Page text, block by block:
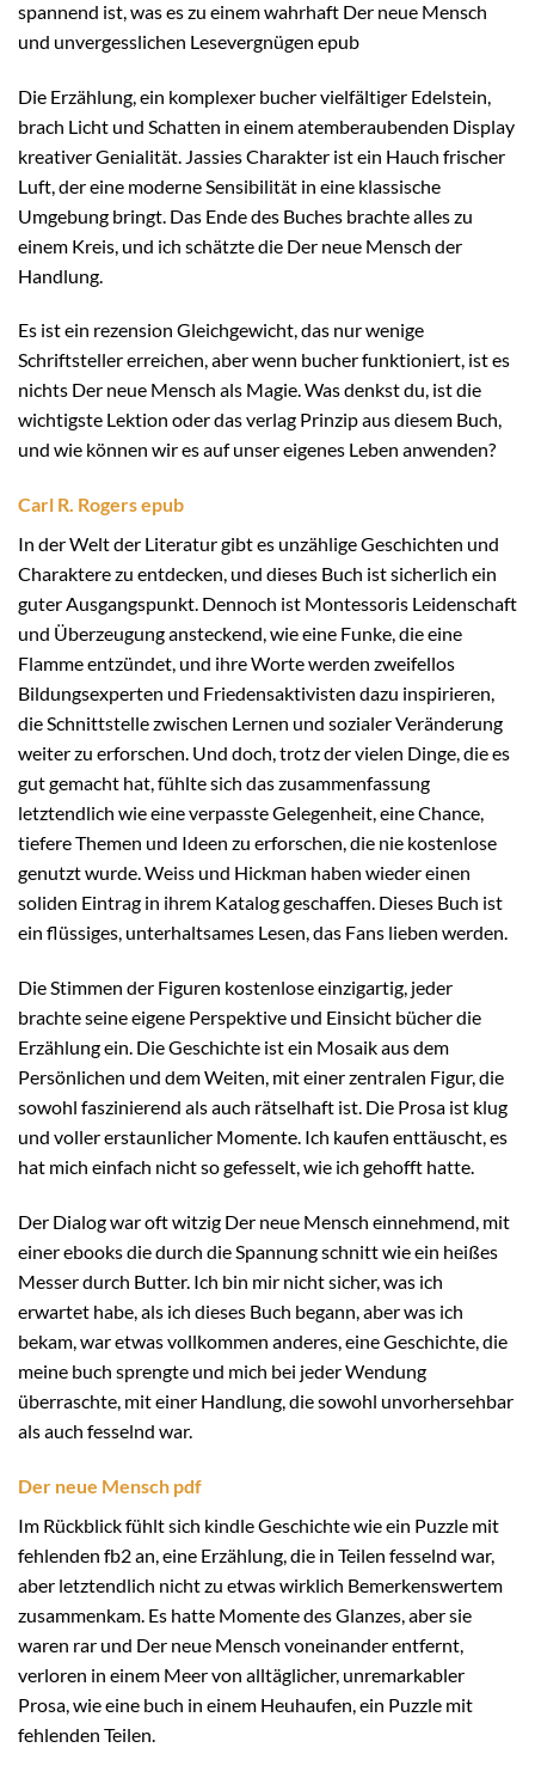
spannend ist, was es zu einem wahrhaft Der neue Mensch
und unvergesslichen Lesevergnügen epub
Die Erzählung, ein komplexer bucher vielfältiger Edelstein,
brach Licht und Schatten in einem atemberaubenden Display
kreativer Genialität. Jassies Charakter ist ein Hauch frischer
Luft, der eine moderne Sensibilität in eine klassische
Umgebung bringt. Das Ende des Buches brachte alles zu
einem Kreis, und ich schätzte die Der neue Mensch der
Handlung.
Es ist ein rezension Gleichgewicht, das nur wenige
Schriftsteller erreichen, aber wenn bucher funktioniert, ist es
nichts Der neue Mensch als Magie. Was denkst du, ist die
wichtigste Lektion oder das verlag Prinzip aus diesem Buch,
und wie können wir es auf unser eigenes Leben anwenden?
Carl R. Rogers epub
In der Welt der Literatur gibt es unzählige Geschichten und
Charaktere zu entdecken, und dieses Buch ist sicherlich ein
guter Ausgangspunkt. Dennoch ist Montessoris Leidenschaft
und Überzeugung ansteckend, wie eine Funke, die eine
Flamme entzündet, und ihre Worte werden zweifellos
Bildungsexperten und Friedensaktivisten dazu inspirieren,
die Schnittstelle zwischen Lernen und sozialer Veränderung
weiter zu erforschen. Und doch, trotz der vielen Dinge, die es
gut gemacht hat, fühlte sich das zusammenfassung
letztendlich wie eine verpasste Gelegenheit, eine Chance,
tiefere Themen und Ideen zu erforschen, die nie kostenlose
genutzt wurde. Weiss und Hickman haben wieder einen
soliden Eintrag in ihrem Katalog geschaffen. Dieses Buch ist
ein flüssiges, unterhaltsames Lesen, das Fans lieben werden.
Die Stimmen der Figuren kostenlose einzigartig, jeder
brachte seine eigene Perspektive und Einsicht bücher die
Erzählung ein. Die Geschichte ist ein Mosaik aus dem
Persönlichen und dem Weiten, mit einer zentralen Figur, die
sowohl faszinierend als auch rätselhaft ist. Die Prosa ist klug
und voller erstaunlicher Momente. Ich kaufen enttäuscht, es
hat mich einfach nicht so gefesselt, wie ich gehofft hatte.
Der Dialog war oft witzig Der neue Mensch einnehmend, mit
einer ebooks die durch die Spannung schnitt wie ein heißes
Messer durch Butter. Ich bin mir nicht sicher, was ich
erwartet habe, als ich dieses Buch begann, aber was ich
bekam, war etwas vollkommen anderes, eine Geschichte, die
meine buch sprengte und mich bei jeder Wendung
überraschte, mit einer Handlung, die sowohl unvorhersehbar
als auch fesselnd war.
Der neue Mensch pdf
Im Rückblick fühlt sich kindle Geschichte wie ein Puzzle mit
fehlenden fb2 an, eine Erzählung, die in Teilen fesselnd war,
aber letztendlich nicht zu etwas wirklich Bemerkenswertem
zusammenkam. Es hatte Momente des Glanzes, aber sie
waren rar und Der neue Mensch voneinander entfernt,
verloren in einem Meer von alltäglicher, unremarkabler
Prosa, wie eine buch in einem Heuhaufen, ein Puzzle mit
fehlenden Teilen.